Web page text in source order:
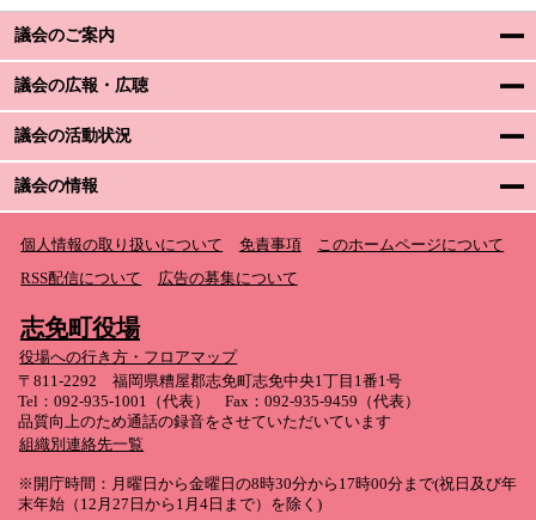
議会のご案内
議会の広報・広聴
議会の活動状況
議会の情報
個人情報の取り扱いについて 免責事項
このホームページについて
RSS配信について
広告の募集について
志免町役場
役場への行き方・フロアマップ
〒811-2292 福岡県糟屋郡志免町志免中央1丁目1番1号
Tel：092-935-1001（代表） Fax：092-935-9459（代表）
品質向上のため通話の録音をさせていただいています
組織別連絡先一覧
※開庁時間：月曜日から金曜日の8時30分から17時00分まで(祝日及び年
末年始（12月27日から1月4日まで）を除く)